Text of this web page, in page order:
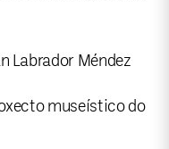
Labrador Méndez
museístico do